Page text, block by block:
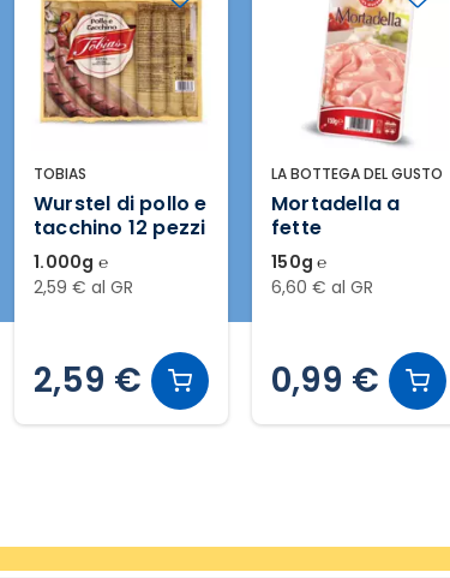
LA BOTTEGA DEL GUSTO
Mortadella a
fette
150g ℮
6,60 € al GR
0,99 €
LA BOTTEGA DEL GUSTO
Prosciutto cotto
a dadini
200g (2 x 100g ℮)
8,75 € al GR
1,75 €